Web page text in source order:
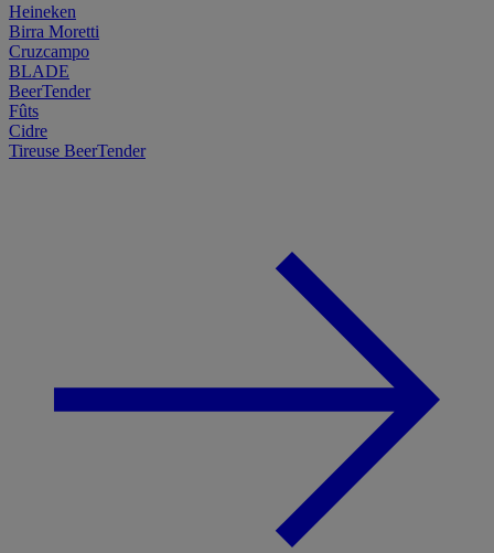
Heineken
Birra Moretti
Cruzcampo
BLADE
BeerTender
Fûts
Cidre
Tireuse BeerTender